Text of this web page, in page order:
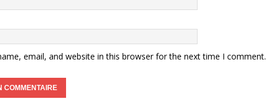
email, and website in this browser for the next time I comment.